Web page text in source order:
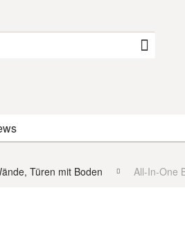
Türen mit Boden All-In-One